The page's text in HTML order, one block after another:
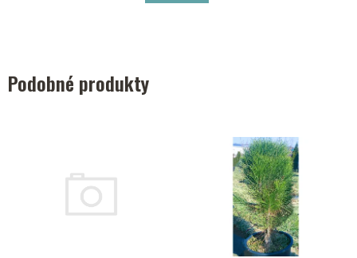
Podobné produkty